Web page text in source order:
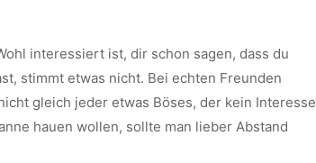
interessiert ist, dir schon sagen, dass du
stimmt etwas nicht. Bei echten Freunden
gleich jeder etwas Böses, der kein Interesse
hauen wollen, sollte man lieber Abstand